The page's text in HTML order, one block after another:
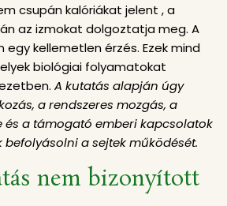
csupán kalóriákat jelent , a
az izmokat dolgoztatja meg. A
egy kellemetlen érzés. Ezek mind
biológiai folyamatokat
A kutatás alapján úgy
a rendszeres mozgás, a
és a támogató emberi kapcsolatok
befolyásolni a sejtek működését.
nem bizonyított